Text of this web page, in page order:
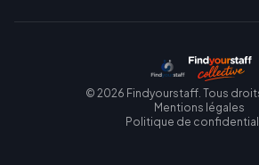
© 2026 Findyourstaff. Tous
Mentions légales
Politique de